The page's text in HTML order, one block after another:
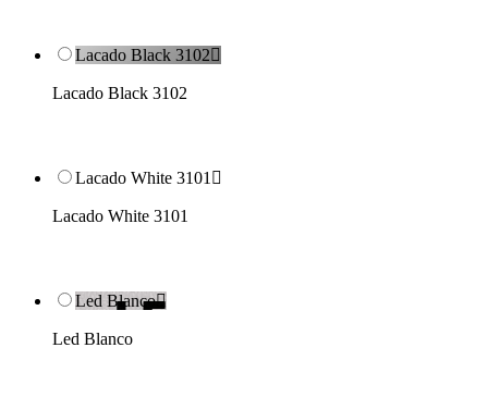
Lacado Black 3102
Lacado Black 3102
Lacado White 3101 
Lacado White 3101
Led Blanco
Led Blanco